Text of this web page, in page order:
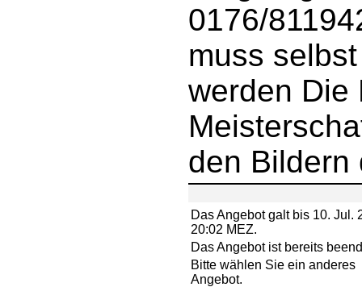
0176/
muss
werden Die
den Bildern
Das Angebot galt bis 10. Jul.
20:02 MEZ.
Das Angebot ist bereits
Bitte wählen Sie ein anderes
Angebot.